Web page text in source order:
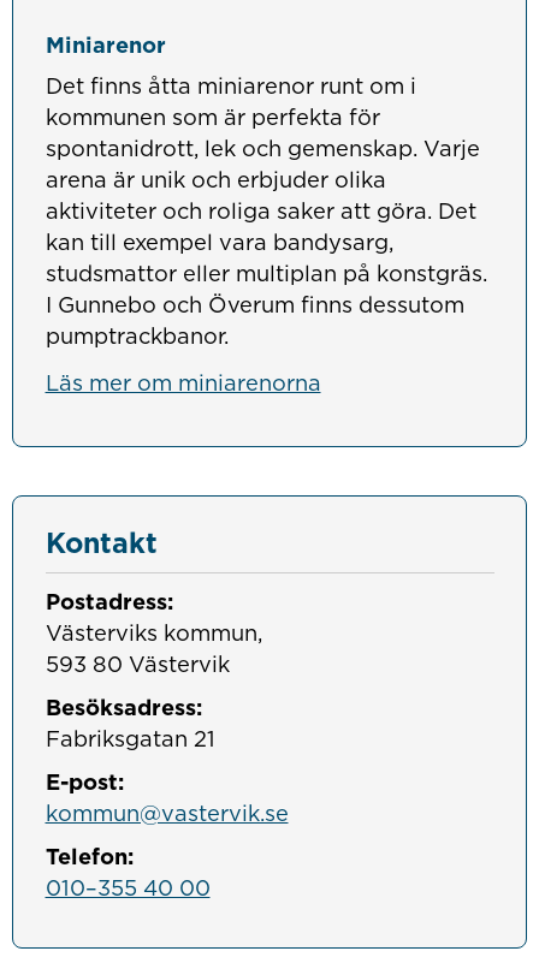
Miniarenor
Det finns åtta miniarenor runt om i
kommunen som är perfekta för
spontanidrott, lek och gemenskap. Varje
arena är unik och erbjuder olika
aktiviteter och roliga saker att göra. Det
kan till exempel vara bandysarg,
studsmattor eller multiplan på konstgräs.
I Gunnebo och Överum finns dessutom
pumptrackbanor.
Läs mer om miniarenorna
Kontakt
Postadress:
Västerviks kommun,
593 80 Västervik
Besöksadress:
Fabriksgatan 21
E-post:
kommun@vastervik.se
Telefon:
010–355 40 00